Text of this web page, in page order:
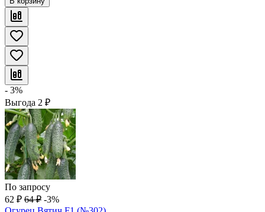
- 3%
Выгода 2 ₽
По запросу
62 ₽ 64 ₽ -3%